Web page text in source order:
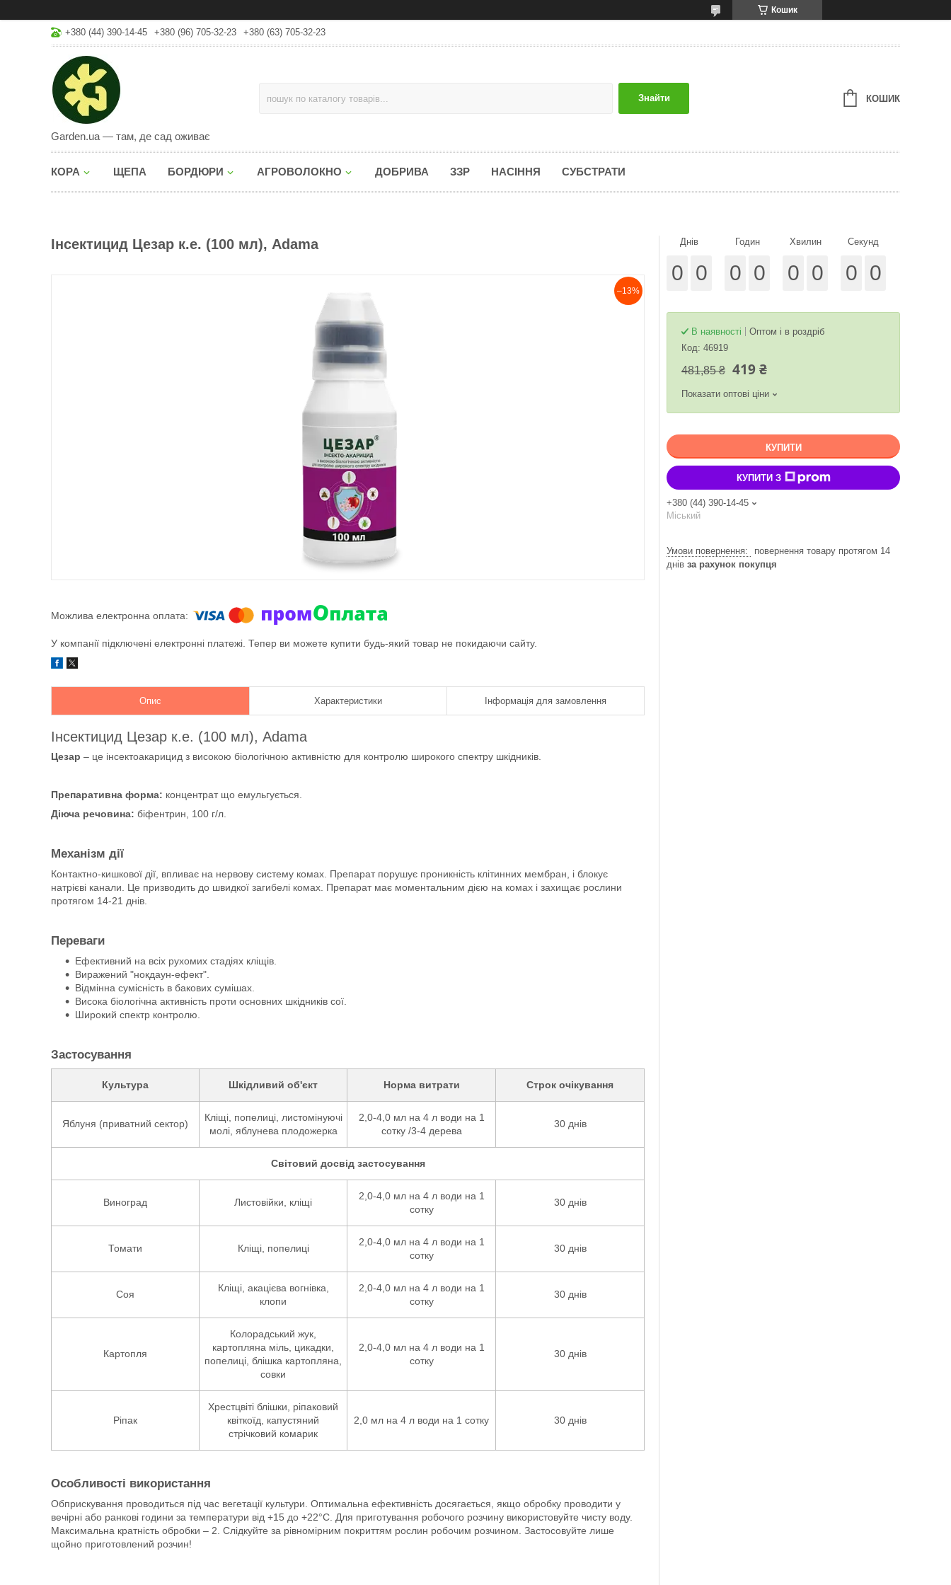
Кошик
+380 (44) 390-14-45 +380 (96) 705-32-23 +380 (63) 705-32-23
Garden.ua — там, де сад оживає
Знайти КОШИК
КОРА ЩЕПА БОРДЮРИ АГРОВОЛОКНО ДОБРИВА ЗЗР НАСІННЯ СУБСТРАТИ
Інсектицид Цезар к.е. (100 мл), Adama
–13%
У компанії підключені електронні платежі. Тепер ви можете купити будь-який товар не покидаючи сайту.
Опис Характеристики Інформація для замовлення
Інсектицид Цезар к.е. (100 мл), Adama
Цезар – це інсектоакарицид з високою біологічною активністю для контролю широкого спектру шкідників.
Препаративна форма: концентрат що емульгується.
Діюча речовина: біфентрин, 100 г/л.
Механізм дії
Контактно-кишкової дії, впливає на нервову систему комах. Препарат порушує проникність клітинних мембран, і блокує
натрієві канали. Це призводить до швидкої загибелі комах. Препарат має моментальним дією на комах і захищає рослини
протягом 14-21 днів.
Переваги
Ефективний на всіх рухомих стадіях кліщів.
Виражений "нокдаун-ефект".
Відмінна сумісність в бакових сумішах.
Висока біологічна активність проти основних шкідників сої.
Широкий спектр контролю.
Застосування
Культура Шкідливий об'єкт Норма витрати Строк очікування
Яблуня (приватний сектор)
Кліщі, попелиці, листомінуючі
молі, яблунева плодожерка
2,0-4,0 мл на 4 л води на 1
сотку /3-4 дерева
30 днів
Світовий досвід застосування
Виноград Листовійки, кліщі
2,0-4,0 мл на 4 л води на 1
сотку
30 днів
Томати Кліщі, попелиці
2,0-4,0 мл на 4 л води на 1
сотку
30 днів
Соя
Кліщі, акацієва вогнівка,
клопи
2,0-4,0 мл на 4 л води на 1
сотку
30 днів
Картопля
Колорадський жук,
картопляна міль, цикадки,
попелиці, блішка картопляна,
совки
2,0-4,0 мл на 4 л води на 1
сотку
30 днів
Ріпак
Хрестцвіті блішки, ріпаковий
квіткоїд, капустяний
стрічковий комарик
2,0 мл на 4 л води на 1 сотку 30 днів
Особливості використання
Обприскування проводиться під час вегетації культури. Оптимальна ефективність досягається, якщо обробку проводити у
вечірні або ранкові години за температури від +15 до +22°С. Для приготування робочого розчину використовуйте чисту воду.
Максимальна кратність обробки – 2. Слідкуйте за рівномірним покриттям рослин робочим розчином. Застосовуйте лише
щойно приготовлений розчин!
Днів
0 0
Годин
0 0
Хвилин
0 0
Секунд
0 0
В наявності
Оптом і в роздріб
Код: 46919
481,85 ₴ 419 ₴
Показати оптові ціни
КУПИТИ
КУПИТИ З
+380 (44) 390-14-45
Міський
повернення товару протягом 14
днів за рахунок покупця